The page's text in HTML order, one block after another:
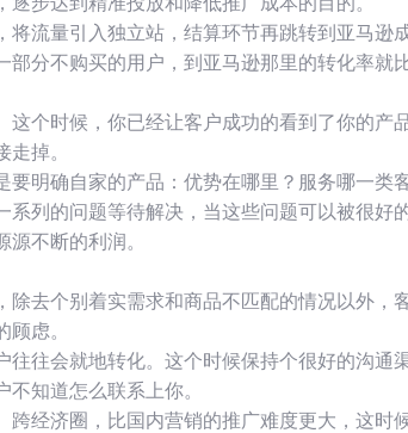
将流量引入独立站，结算环节再跳转到亚马逊
分不购买的用户，到亚马逊那里的转化率就
个时候，你已经让客户成功的看到了你的产
掉。
明确自家的产品：优势在哪里？服务哪一类
列的问题等待解决，当这些问题可以被很好
不断的利润。
除去个别着实需求和商品不匹配的情况以外，
虑。
往往会就地转化。这个时候保持个很好的沟通
知道怎么联系上你。
跨经济圈，比国内营销的推广难度更大，这时